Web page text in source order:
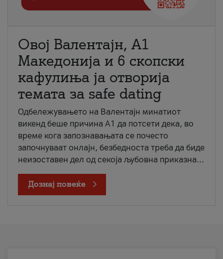
Овој Валентајн, A1
Македонија и 6 скопски
кафулиња ја отворија
темата за safe dating
Одбележувањето на Валентајн минатиот
викенд беше причина А1 да потсети дека, во
време кога запознавањата се почесто
започнуваат онлајн, безбедноста треба да биде
неизоставен дел од секоја љубовна приказна...
Дознај повеќе